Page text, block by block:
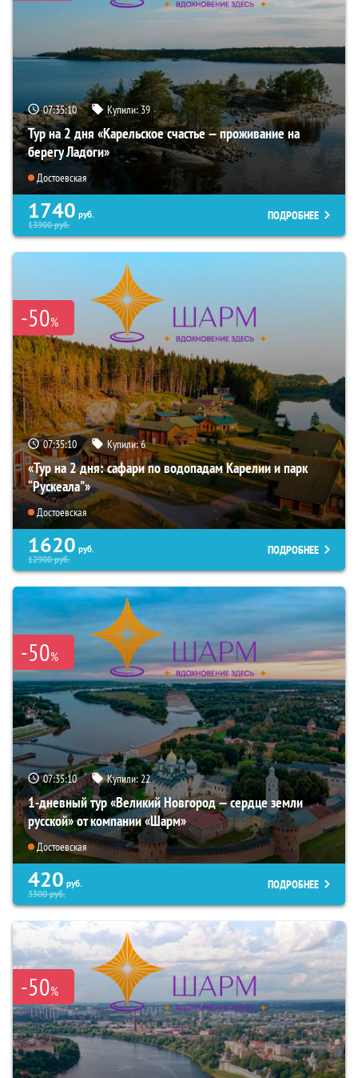
07:35:09 Купили:39
Тур на 2 дня «Карельское счастье — проживание на
берегу Ладоги»
Достоевская
1740 руб.
13900руб.
ПОДРОБНЕЕ
-50%
07:35:09 Купили:6
«Тур на 2 дня: сафари по водопадам Карелии и парк
“Рускеала"»
Достоевская
1620 руб.
12900руб.
ПОДРОБНЕЕ
-50%
07:35:09 Купили:22
1-дневный тур «Великий Новгород — сердце земли
русской» от компании «Шарм»
Достоевская
420 руб.
3300руб.
ПОДРОБНЕЕ
-50%